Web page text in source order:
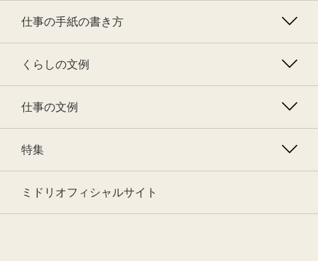
仕事の手紙の書き方
くらしの文例
仕事の文例
特集
ミドリオフィシャルサイト